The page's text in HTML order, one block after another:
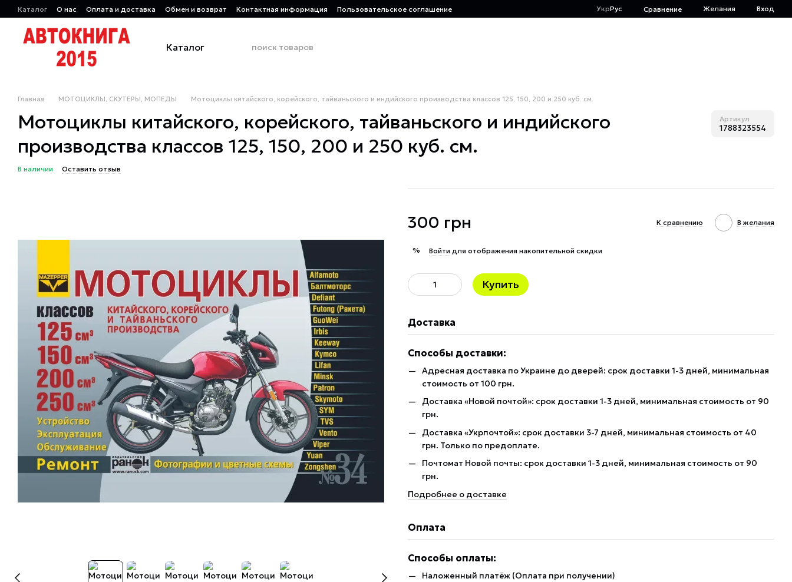
Перейти к основному контенту
Каталог О нас Оплата и доставка Обмен и возврат Контактная информация Пользовательское соглашение УкрРус Сравнение Желания Вход
Каталог
Главная МОТОЦИКЛЫ, СКУТЕРЫ, МОПЕДЫ Мотоциклы китайского, корейского, тайваньского и индийского производства классов 125, 150, 200 и 250 куб. см.
Мотоциклы китайского, корейского, тайваньского и индийского
производства классов 125, 150, 200 и 250 куб. см.
Артикул
1788323554
В наличии Оставить отзыв
300 грн К сравнению В желания
% Войти для отображения накопительной скидки
Купить
Доставка
Способы доставки:
Адресная доставка по Украине до дверей: срок доставки 1-3 дней, минимальная
стоимость от 100 грн.
Доставка «Новой почтой»: срок доставки 1-3 дней, минимальная стоимость от 90
грн.
Доставка «Укрпочтой»: срок доставки 3-7 дней, минимальная стоимость от 40
грн. Только по предоплате.
Почтомат Новой почты: срок доставки 1-3 дней, минимальная стоимость от 90
грн.
Подробнее о доставке
Оплата
Способы оплаты:
Наложенный платёж (Оплата при получении)